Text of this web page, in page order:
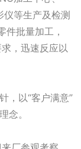
等生产及检测
批量加工，
，迅速反应以
，以“客户满意”
念。